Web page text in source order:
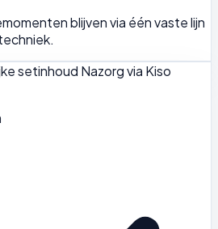
blijven via één vaste lijn
setinhoud Nazorg via Kiso